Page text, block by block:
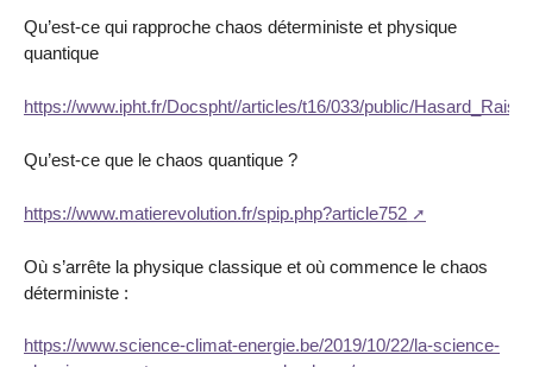
Qu’est-ce qui rapproche chaos déterministe et physique
quantique
https://www.ipht.fr/Docspht//articles/t16/033/public/
Qu’est-ce que le chaos quantique ?
https://www.matierevolution.fr/spip.php?article752
Où s’arrête la physique classique et où commence le chaos
déterministe :
https://www.science-climat-energie.be/2019/10/22/la-science-